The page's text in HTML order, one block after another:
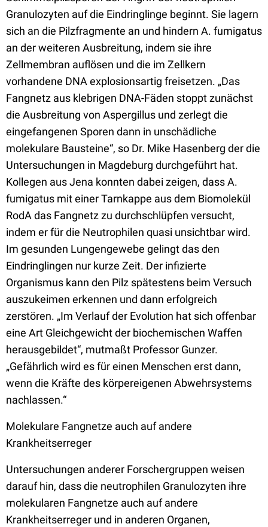
Granulozyten auf die Eindringlinge beginnt. Sie lagern
sich an die Pilzfragmente an und hindern A. fumigatus
an der weiteren Ausbreitung, indem sie ihre
Zellmembran auflösen und die im Zellkern
vorhandene DNA explosionsartig freisetzen. „Das
Fangnetz aus klebrigen DNA-Fäden stoppt zunächst
die Ausbreitung von Aspergillus und zerlegt die
eingefangenen Sporen dann in unschädliche
molekulare Bausteine“, so Dr. Mike Hasenberg der die
Untersuchungen in Magdeburg durchgeführt hat.
Kollegen aus Jena konnten dabei zeigen, dass A.
fumigatus mit einer Tarnkappe aus dem Biomolekül
RodA das Fangnetz zu durchschlüpfen versucht,
indem er für die Neutrophilen quasi unsichtbar wird.
Im gesunden Lungengewebe gelingt das den
Eindringlingen nur kurze Zeit. Der infizierte
Organismus kann den Pilz spätestens beim Versuch
auszukeimen erkennen und dann erfolgreich
zerstören. „Im Verlauf der Evolution hat sich offenbar
eine Art Gleichgewicht der biochemischen Waffen
herausgebildet“, mutmaßt Professor Gunzer.
„Gefährlich wird es für einen Menschen erst dann,
wenn die Kräfte des körpereigenen Abwehrsystems
nachlassen.“
Molekulare Fangnetze auch auf andere
Krankheitserreger
Untersuchungen anderer Forschergruppen weisen
darauf hin, dass die neutrophilen Granulozyten ihre
molekularen Fangnetze auch auf andere
Krankheitserreger und in anderen Organen,